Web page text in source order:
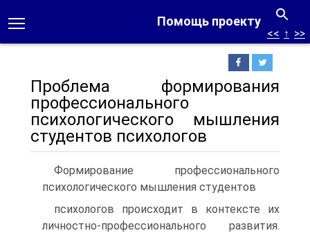
Помощь проекту
<< ↑ >>
Проблема формирования
профессионального
психологического мышления
студентов психологов
Формирование профессионального
психологического мышления студентов
психологов происходит в контексте их
личностно-профессионального развития.